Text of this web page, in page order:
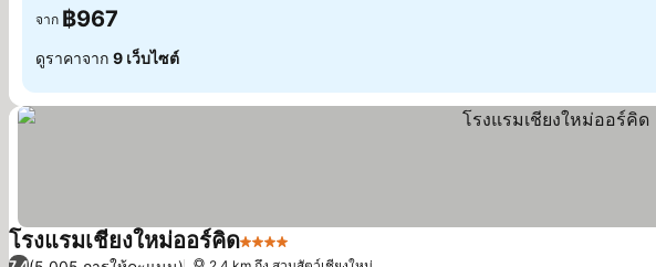
จาก ฿967
ดูราคาจาก 9 เว็บไซต์
โรงแรมเชียงใหม่ออร์คิด4 ดาว ดูราคา